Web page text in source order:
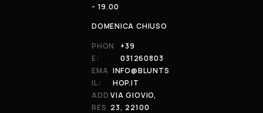
- 19.00
DOMENICA CHIUSO
PHON
E:
+39
031260803
EMA
IL:
INFO@BLUNTS
HOP.IT
ADD
RES
VIA GIOVIO,
23, 22100